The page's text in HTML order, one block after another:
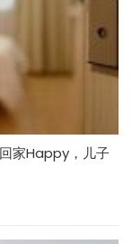
家Happy，儿子